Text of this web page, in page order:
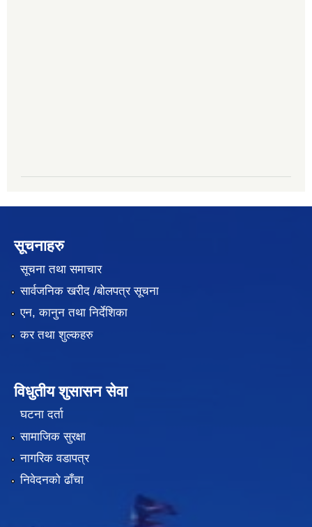
सूचनाहरु
सूचना तथा समाचार
सार्वजनिक खरीद /बोलपत्र सूचना
एन, कानुन तथा निर्देशिका
कर तथा शुल्कहरु
विधुतीय शुसासन सेवा
घटना दर्ता
सामाजिक सुरक्षा
नागरिक वडापत्र
निवेदनको ढाँचा